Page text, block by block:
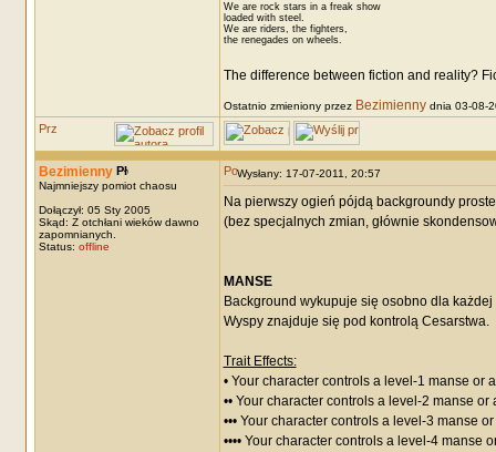
We are rock stars in a freak show
loaded with steel.
We are riders, the fighters,
the renegades on wheels.
The difference between fiction and reality?
Ostatnio zmieniony przez Bezimiennydnia 03-08-
Bezimienny
Najmniejszy pomiot chaosu
Dołączył: 05 Sty 2005
Skąd: Z otchłani wieków dawno
zapomnianych.
Status: offline
Wysłany: 17-07-2011, 20:57
Na pierwszy ogień pójdą backgroundy
(bez specjalnych zmian, głównie
MANSE
Background wykupuje się osobno dla
Wyspy znajduje się pod kontrolą Cesarstwa.
Trait Effects:
• Your character controls a level-1 manse or
•• Your character controls a level-2 manse
••• Your character controls a level-3 manse
•••• Your character controls a level-4 manse